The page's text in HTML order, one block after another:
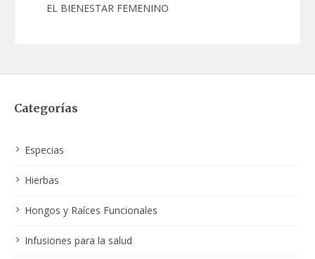
EL BIENESTAR FEMENINO
Categorías
Especias
Hierbas
Hongos y Raíces Funcionales
Infusiones para la salud